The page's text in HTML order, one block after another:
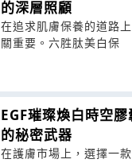
的深層照顧
在追求肌膚保養的道路
關重要。六胜肽美白保
EGF璀璨煥白時空
的秘密武器
在護膚市場上，選擇一